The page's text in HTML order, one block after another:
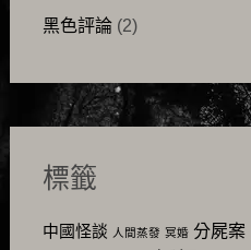
黑色評論(2)
標籤
中國怪談 人間蒸發 冥婚 分屍案